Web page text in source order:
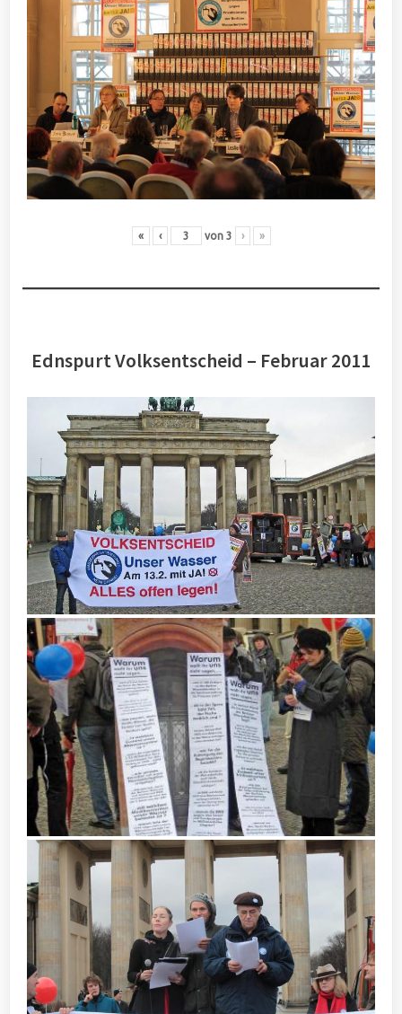
« ‹ von 3 › »
Ednspurt Volksentscheid – Februar 2011